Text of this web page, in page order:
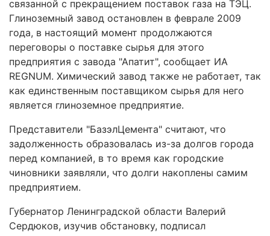
связанной с прекращением поставок газа на ТЭЦ.
Глиноземный завод остановлен в феврале 2009
года, в настоящий момент продолжаются
переговоры о поставке сырья для этого
предприятия с завода "Апатит", сообщает ИА
REGNUM. Химический завод также не работает, так
как единственным поставщиком сырья для него
является глиноземное предприятие.
Представители "БазэлЦемента" считают, что
задолженность образовалась из-за долгов города
перед компанией, в то время как городские
чиновники заявляли, что долги накоплены самим
предприятием.
Губернатор Ленинградской области Валерий
Сердюков, изучив обстановку, подписал